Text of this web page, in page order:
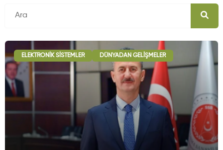
ELEKTRONIK SISTEMLER DÜNYADAN GELIŞMELER
Deniz Haberleri
44